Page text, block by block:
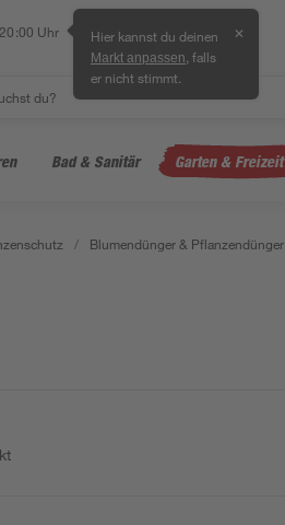
Uhr Hier kannst du deinen
Markt anpassen , falls
er nicht stimmt.
✕
Bad & Sanitär Garten & Freizeit
/ Blumendünger & Pflanzendünger